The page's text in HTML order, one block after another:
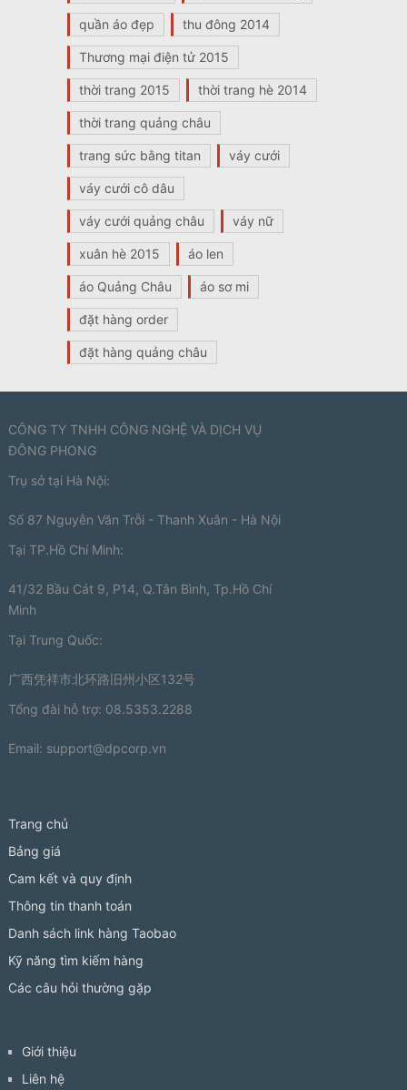
quần áo đẹp thu đông 2014
Thương mại điện tử 2015
thời trang 2015 thời trang hè 2014
thời trang quảng châu
trang sức bằng titan váy cưới
váy cưới cô dâu
váy cưới quảng châu váy nữ
xuân hè 2015 áo len
áo Quảng Châu áo sơ mi
đặt hàng order
đặt hàng quảng châu
CÔNG TY TNHH CÔNG NGHỆ VÀ DỊCH VỤ
ĐÔNG PHONG
Trụ sở tại Hà Nội:
Số 87 Nguyễn Văn Trỗi - Thanh Xuân - Hà Nội
Tại TP.Hồ Chí Minh:
41/32 Bầu Cát 9, P14, Q.Tân Bình, Tp.Hồ Chí
Minh
Tại Trung Quốc:
广西凭祥市北环路旧州小区132号
Tổng đài hỗ trợ: 08.5353.2288
Email: support@dpcorp.vn
Trang chủ
Bảng giá
Cam kết và quy định
Thông tin thanh toán
Danh sách link hàng Taobao
Kỹ năng tìm kiếm hàng
Các câu hỏi thường gặp
Giới thiệu
Liên hệ